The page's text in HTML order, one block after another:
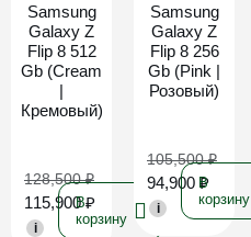
Samsung
Galaxy Z
Flip 8 512
Gb (Cream
|
Кремовый)
128,500₽
115,900₽
i
В
корзину
Samsung
Galaxy Z
Flip 8 256
Gb (Pink |
Розовый)
105,500₽
94,900 ₽
i
В
корзину